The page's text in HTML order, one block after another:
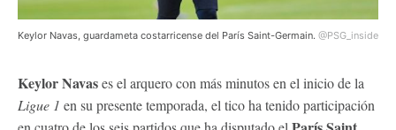
Keylor Navas, guardameta costarricense del París Saint-Germain. @PSG_inside
Keylor Navases el arquero con más minutos en el inicio de la
Ligue 1 en su presente temporada, el tico ha tenido participación